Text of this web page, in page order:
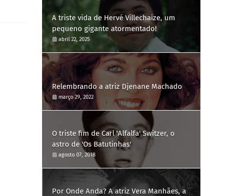
A triste vida de Hervé Villechaize, um
pequeno gigante atormentado!
abril 22, 2025
Relembrando a atriz Djenane Machado
março 29, 2022
O triste fim de Carl 'Alfalfa' Switzer, o
astro de 'Os Batutinhas'
agosto 07, 2018
Por Onde Anda? A atriz Vera Manhães, a